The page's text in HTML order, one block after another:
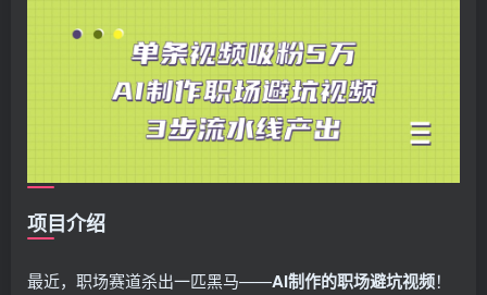
项目介绍
最近，职场赛道杀出一匹黑马——AI制作的职场避坑视频！